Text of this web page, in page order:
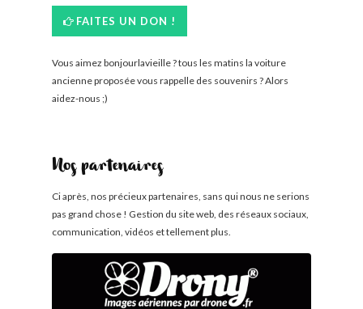
FAITES UN DON !
Vous aimez bonjourlavieille ? tous les matins la voiture
ancienne proposée vous rappelle des souvenirs ? Alors
aidez-nous ;)
Nos partenaires
Ci après, nos précieux partenaires, sans qui nous ne serions
pas grand chose ! Gestion du site web, des réseaux sociaux,
communication, vidéos et tellement plus.